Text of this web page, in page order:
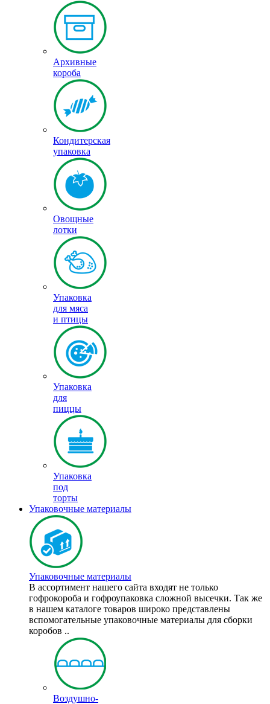
Архивные
короба
Кондитерская
упаковка
Овощные
лотки
Упаковка
для мяса
и птицы
Упаковка
для
пиццы
Упаковка
под
торты
Упаковочные материалы
Упаковочные материалы
В ассортимент нашего сайта входят не только
гофрокороба и гофроупаковка сложной высечки. Так же
в нашем каталоге товаров широко представлены
вспомогательные упаковочные материалы для сборки
коробов ..
Воздушно-